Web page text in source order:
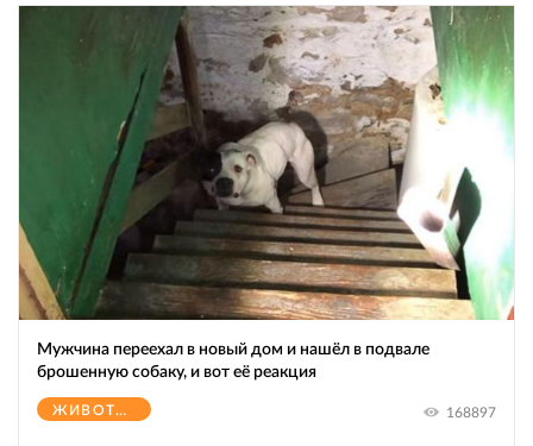
Мужчина переехал в новый дом и нашёл в подвале
брошенную собаку, и вот её реакция
ЖИВОТНЫЕ 168897